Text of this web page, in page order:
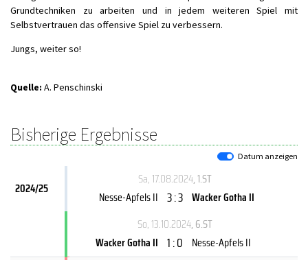
Grundtechniken zu arbeiten und in jedem weiteren Spiel mit
Selbstvertrauen das offensive Spiel zu verbessern.
Jungs, weiter so!
Quelle: A. Penschinski
Bisherige Ergebnisse
Datum anzeigen
2024/25
Sa, 17.08.2024, 1.ST
Nesse-Apfels II 3 : 3 Wacker Gotha II
So, 13.10.2024, 6.ST
Wacker Gotha II 1 : 0 Nesse-Apfels II